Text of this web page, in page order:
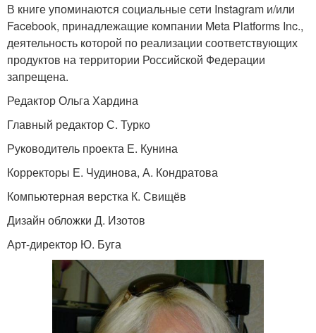
В книге упоминаются социальные сети Instagram и/или
Facebook, принадлежащие компании Meta Platforms Inc.,
деятельность которой по реализации соответствующих
продуктов на территории Российской Федерации
запрещена.
Редактор Ольга Хардина
Главный редактор С. Турко
Руководитель проекта Е. Кунина
Корректоры Е. Чудинова, А. Кондратова
Компьютерная верстка К. Свищёв
Дизайн обложки Д. Изотов
Арт-директор Ю. Буга